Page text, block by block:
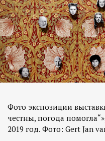
Фото экспозиции
честны, погода